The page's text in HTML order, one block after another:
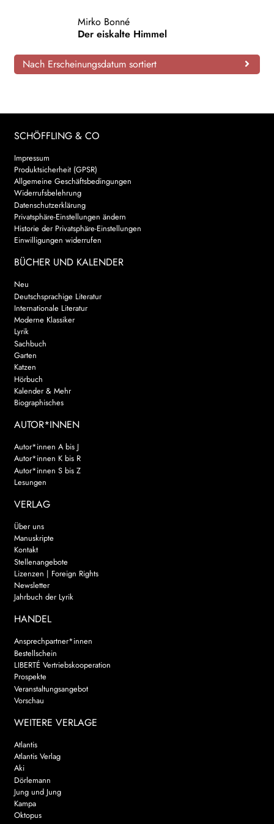
Search:
Mirko Bonné
Der eiskalte Himmel
Nach Erscheinungsdatum sortiert
SCHÖFFLING & CO
Impressum
Produktsicherheit (GPSR)
Allgemeine Geschäftsbedingungen
Widerrufsbelehrung
Datenschutzerklärung
Privatsphäre-Einstellungen ändern
Historie der Privatsphäre-Einstellungen
Einwilligungen widerrufen
BÜCHER UND KALENDER
Neu
Deutschsprachige Literatur
Internationale Literatur
Moderne Klassiker
Lyrik
Sachbuch
Garten
Katzen
Hörbuch
Kalender & Mehr
Biographisches
AUTOR*INNEN
Autor*innen A bis J
Autor*innen K bis R
Autor*innen S bis Z
Lesungen
VERLAG
Über uns
Manuskripte
Kontakt
Stellenangebote
Lizenzen | Foreign Rights
Newsletter
Jahrbuch der Lyrik
HANDEL
Ansprechpartner*innen
Bestellschein
LIBERTÉ Vertriebskooperation
Prospekte
Veranstaltungsangebot
Vorschau
WEITERE VERLAGE
Atlantis
Atlantis Verlag
Aki
Dörlemann
Jung und Jung
Kampa
Oktopus